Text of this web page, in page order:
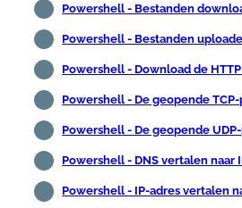
Powershell - Bestanden
Powershell - Bestanden
Powershell - Download de
Powershell - De geopende
Powershell - De geopende
Powershell - DNS vertalen naar
Powershell - IP-adres vertalen